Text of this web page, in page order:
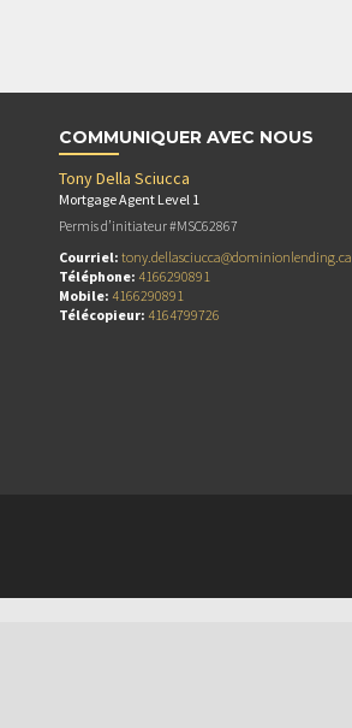
COMMUNIQUER AVEC NOUS
Tony Della Sciucca
Mortgage Agent Level 1
Permis d’initiateur #MSC62867
Courriel: tony.dellasciucca@dominionlending.ca
Téléphone: 4166290891
Mobile: 4166290891
Télécopieur: 4164799726